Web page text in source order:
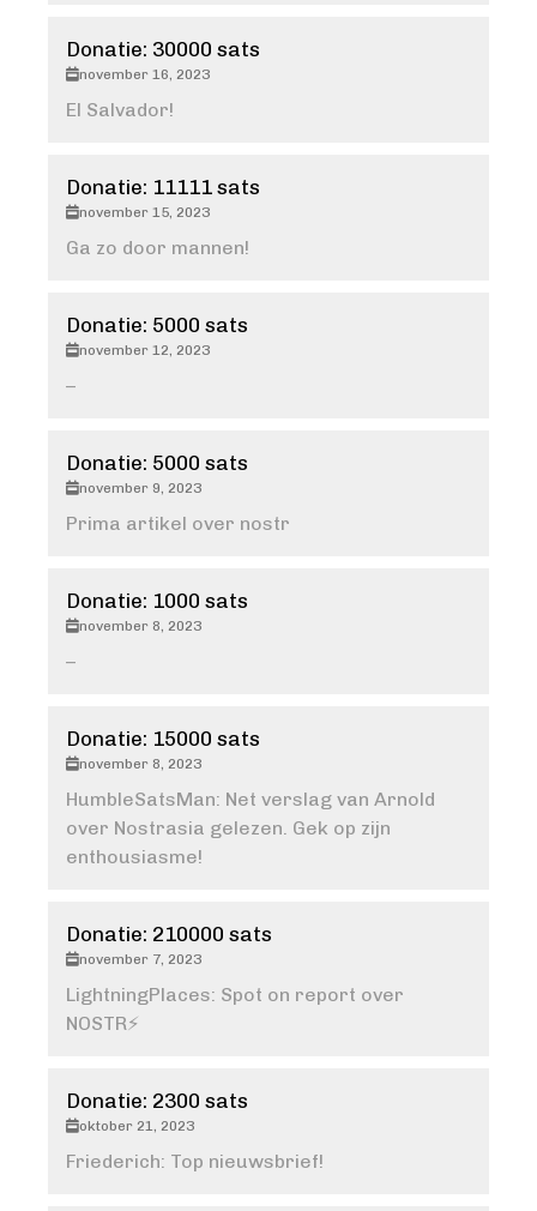
Donatie: 30000 sats
november 16, 2023
El Salvador!
Donatie: 11111 sats
november 15, 2023
Ga zo door mannen!
Donatie: 5000 sats
november 12, 2023
–
Donatie: 5000 sats
november 9, 2023
Prima artikel over nostr
Donatie: 1000 sats
november 8, 2023
–
Donatie: 15000 sats
november 8, 2023
HumbleSatsMan: Net verslag van Arnold
over Nostrasia gelezen. Gek op zijn
enthousiasme!
Donatie: 210000 sats
november 7, 2023
LightningPlaces: Spot on report over
NOSTR⚡️
Donatie: 2300 sats
oktober 21, 2023
Friederich: Top nieuwsbrief!